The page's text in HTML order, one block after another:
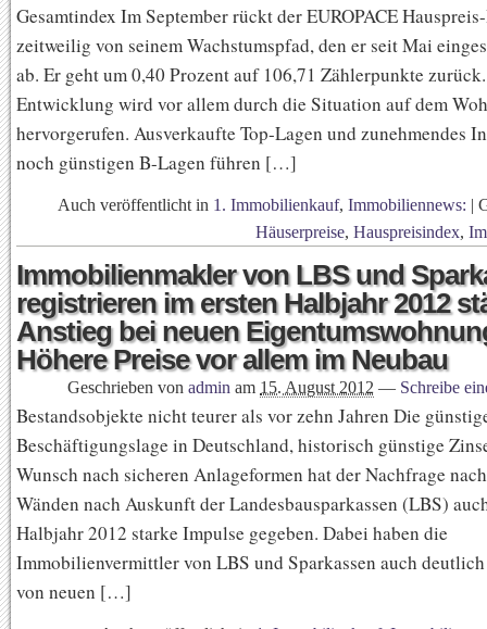
Gesamtindex Im September rückt der EUROPACE
zeitweilig von seinem Wachstumspfad, den er seit Mai
ab. Er geht um 0,40 Prozent auf 106,71 Zählerpunkte
Entwicklung wird vor allem durch die Situation auf dem
hervorgerufen. Ausverkaufte Top-Lagen und zunehmendes
noch günstigen B-Lagen führen […]
Auch veröffentlicht in 1. Immobilienkauf, Immobiliennews: |
Häuserpreise, Hauspreisindex,
Immobilienmakler von LBS und
registrieren im ersten Halbjahr 2012
Anstieg bei neuen
Höhere Preise vor allem im Neubau
Geschrieben von admin am 15. August 2012 — Schreibe
Bestandsobjekte nicht teurer als vor zehn Jahren Die
Beschäftigungslage in Deutschland, historisch günstige
Wunsch nach sicheren Anlageformen hat der Nachfrage
Wänden nach Auskunft der Landesbausparkassen (LBS)
Halbjahr 2012 starke Impulse gegeben. Dabei haben die
Immobilienvermittler von LBS und Sparkassen auch
von neuen […]